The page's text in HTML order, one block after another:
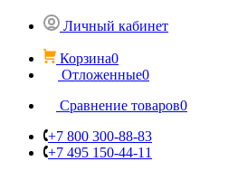
Личный кабинет
Корзина0
Отложенные0
Сравнение товаров0
+7 800 300-88-83
+7 495 150-44-11